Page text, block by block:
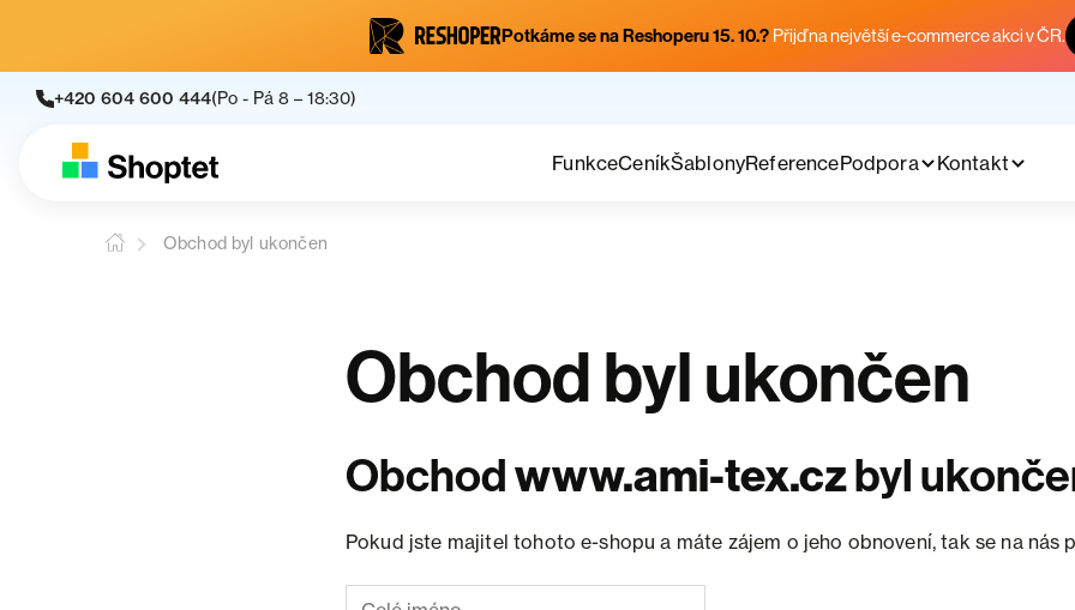
Potkáme se na Reshoperu 15. 10.? Přijď na největší e-commerce akci v ČR.
+420 604 600 444(Po - Pá 8 – 18:30)
FunkceCeníkŠablonyReferencePodpora Kontakt
Obchod byl ukončen
Obchod byl ukončen
Obchodwww.ami-tex.czbyl
Pokud jste majitel tohoto e-shopu a máte zájem o jeho obnovení, tak se na nás